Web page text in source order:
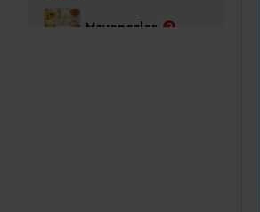
Mayonezler 2